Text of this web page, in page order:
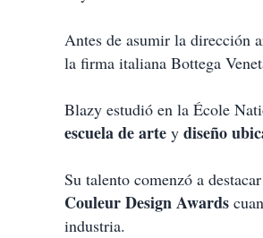
Antes de asumir la dirección
la firma italiana Bottega
Blazy estudió en la École
escuela de arte y diseño
Su talento comenzó a
Couleur Design Awards
industria.